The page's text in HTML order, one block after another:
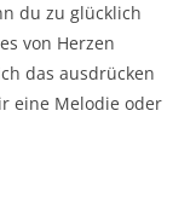
du zu glücklich
von Herzen
das ausdrücken
eine Melodie oder